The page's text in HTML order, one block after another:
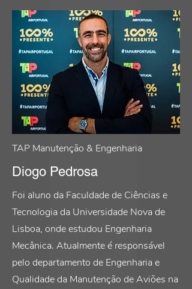
TAP Manutenção & Engenharia
Diogo Pedrosa
Foi aluno da Faculdade de Ciências e
Tecnologia da Universidade Nova de
Lisboa, onde estudou Engenharia
Mecânica. Atualmente é responsável
pelo departamento de Engenharia e
Qualidade da Manutenção de Aviões na